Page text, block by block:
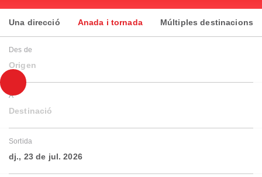
Una direcció Anada i tornada Múltiples destinacions
Des de
Origen
A
Destinació
Sortida
dj., 23 de jul. 2026